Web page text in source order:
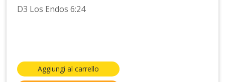
D3 Los Endos 6:24
Aggiungi al carrello